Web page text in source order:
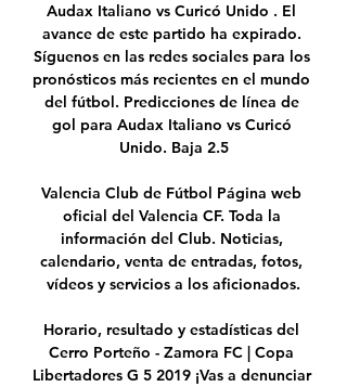
Audax Italiano vs Curicó Unido . El
avance de este partido ha expirado.
Síguenos en las redes sociales para los
pronósticos más recientes en el mundo
del fútbol. Predicciones de línea de
gol para Audax Italiano vs Curicó
Unido. Baja 2.5
Valencia Club de Fútbol Página web
oficial del Valencia CF. Toda la
información del Club. Noticias,
calendario, venta de entradas, fotos,
vídeos y servicios a los aficionados.
Horario, resultado y estadísticas del
Cerro Porteño - Zamora FC | Copa
Libertadores G 5 2019 ¡Vas a denunciar